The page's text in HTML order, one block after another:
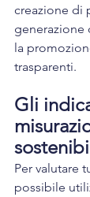
creazione di
la
trasparenti.
Gli
Per valutare
possibile